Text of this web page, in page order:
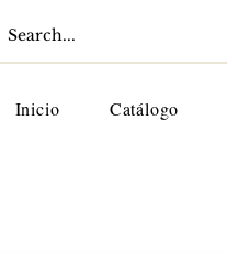
Inicio Catálogo